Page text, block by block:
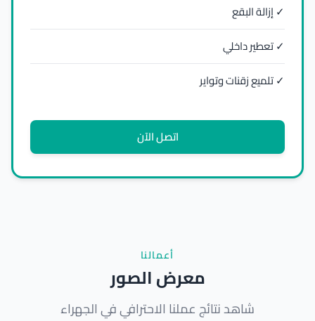
✓ إزالة البقع
✓ تعطير داخلي
✓ تلميع زقنات وتواير
اتصل الآن
أعمالنا
معرض الصور
شاهد نتائج عملنا الاحترافي في الجهراء